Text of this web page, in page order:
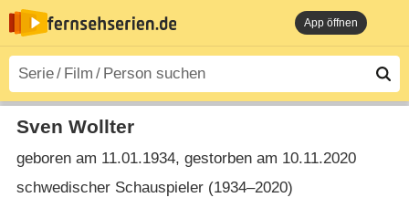
App öffnen
Sven Wollter
geboren am 11.01.1934, gestorben am 10.11.2020
schwedischer Schauspieler (1934⁠–⁠2020)